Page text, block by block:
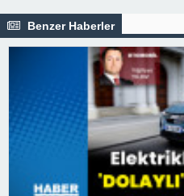
Benzer Haberler